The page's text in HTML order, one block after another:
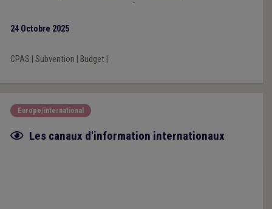
24 Octobre 2025
CPAS Subvention Budget|
Europe/international
Fiche focus
Les canaux d'information internationaux